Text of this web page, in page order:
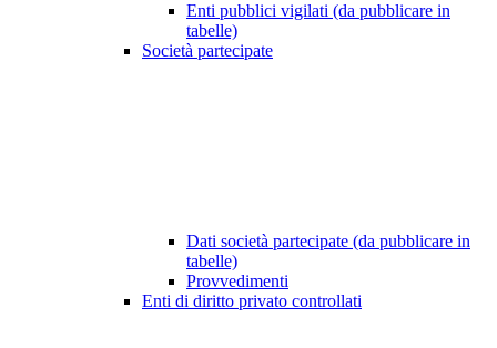
Enti pubblici vigilati (da pubblicare in
tabelle)
Società partecipate
Dati società partecipate (da pubblicare in
tabelle)
Provvedimenti
Enti di diritto privato controllati